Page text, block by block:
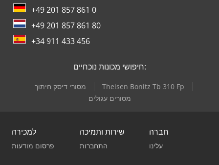
+49 201 857 861 0
+49 201 857 861 80
+34 911 433 456
חיפושי מכונות נוכחיים:
מסורי דיסק חיתוך
Theisen Bonitz Tb 310 Fp
מסורים עגולים
למכירה
פרסום מודעות
שירות ותמיכה
התחברות
חברה
עלינו